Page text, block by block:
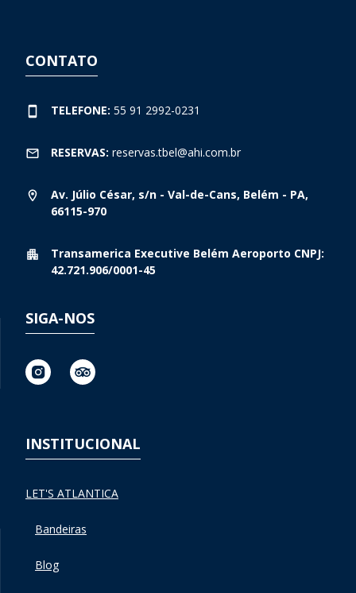
CONTATO
TELEFONE: 55 91 2992-0231
RESERVAS: reservas.tbel@ahi.com.br
Av. Júlio César, s/n - Val-de-Cans, Belém - PA,
66115-970
Transamerica Executive Belém Aeroporto CNPJ:
42.721.906/0001-45
SIGA-NOS
INSTITUCIONAL
LET'S ATLANTICA
Bandeiras
Blog